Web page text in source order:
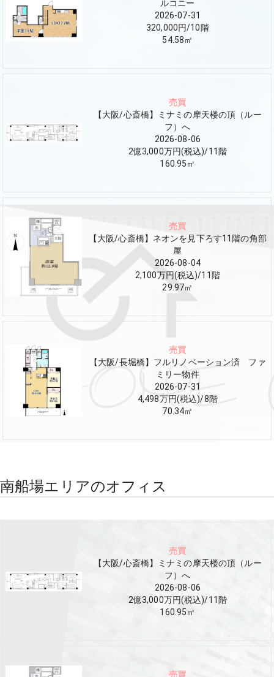
ルコニー
2026-07-31
320,000円/10階
54.58㎡
売買
【大阪/心斎橋】ミナミの摩天楼の頂（ルー
フ）へ
2026-08-06
2億3,000万円(税込)/11 階
160.95㎡
売買
【大阪/心斎橋】ネオンを見下ろす11階の角部
屋
2026-08-04
2,100万円(税込)/11 階
29.97㎡
売買
【大阪/長堀橋】フルリノベーション済 ファ
ミリー物件
2026-07-31
4,498万円(税込)/8階
70.34㎡
南船場エリアのオフィス
売買
【大阪/心斎橋】ミナミの摩天楼の頂（ルー
フ）へ
2026-08-06
2億3,000万円(税込)/11 階
160.95㎡
売買